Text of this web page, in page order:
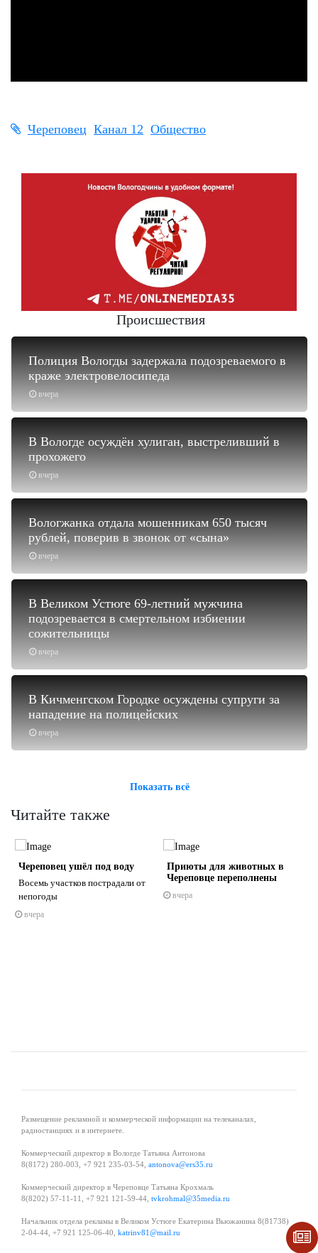
Череповец Канал 12 Общество
Происшествия
вчера
Полиция Вологды задержала подозреваемого в
краже электровелосипеда
вчера
В Вологде осуждён хулиган, выстреливший в
прохожего
вчера
Вологжанка отдала мошенникам 650 тысяч
рублей, поверив в звонок от «сына»
вчера
В Великом Устюге 69-летний мужчина
подозревается в смертельном избиении
сожительницы
вчера
В Кичменгском Городке осуждены супруги за
нападение на полицейских
Показать всё
Читайте также
Череповец ушёл под воду
Восемь участков пострадали от
непогоды
вчера
Приюты для животных в
Череповце переполнены
вчера
Размещение рекламной и коммерческой информации на телеканалах,
радиостанциях и в интернете.
Коммерческий директор в Вологде Татьяна Антонова
8(8172) 280-003, +7 921 235-03-54, antonova@ers35.ru
Коммерческий директор в Череповце Татьяна Крохмаль
8(8202) 57-11-11, +7 921 121-59-44, tvkrohmal@35media.ru
Начальник отдела рекламы в Великом Устюге Екатерина Вьюжанина 8(81738)
2-04-44, +7 921 125-06-40, katrinv81@mail.ru